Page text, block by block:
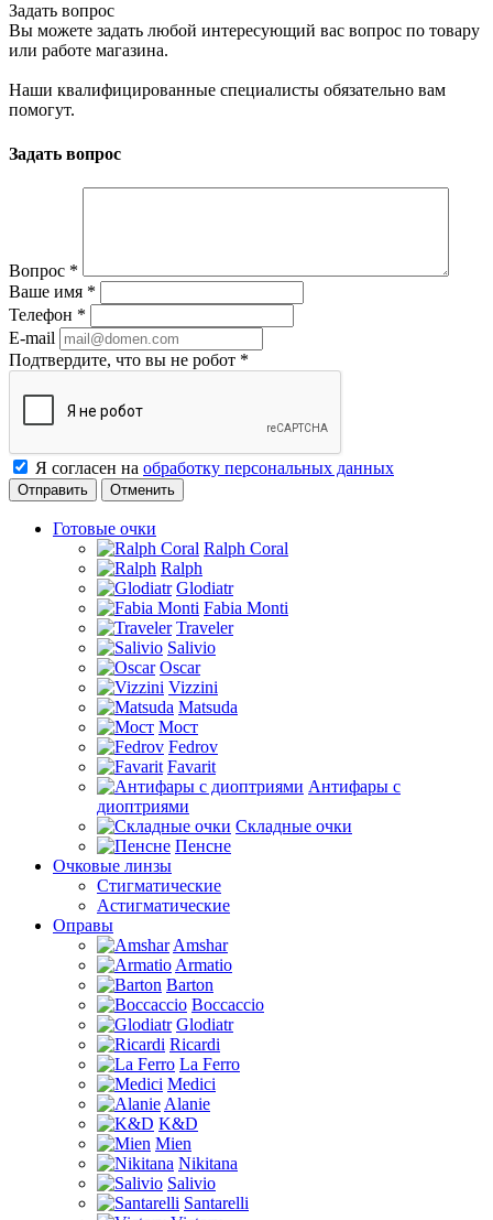
Задать вопрос
Вы можете задать любой интересующий вас вопрос по товару
или работе магазина.
Наши квалифицированные специалисты обязательно вам
помогут.
Задать вопрос
Вопрос *
Ваше имя *
Телефон *
E-mail
Подтвердите, что вы не робот *
Я согласен на обработку персональных данных
Отменить
Готовые очки
Ralph Coral
Ralph
Glodiatr
Fabia Monti
Traveler
Salivio
Oscar
Vizzini
Matsuda
Мост
Fedrov
Favarit
Антифары с
диоптриями
Складные очки
Пенсне
Очковые линзы
Стигматические
Астигматические
Оправы
Amshar
Armatio
Barton
Boccaccio
Glodiatr
Ricardi
La Ferro
Medici
Alanie
K&D
Mien
Nikitana
Salivio
Santarelli